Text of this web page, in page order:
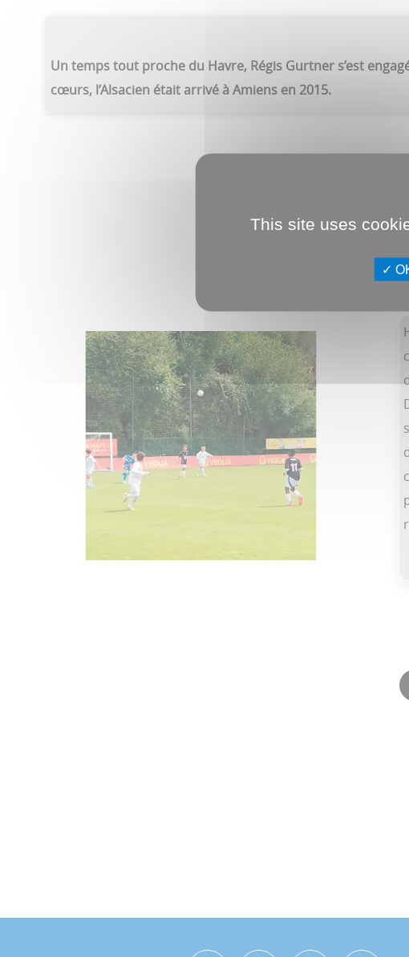
Un temps tout proche du Havre, Régis Gurtner s’est
cœurs, l’Alsacien était arrivé à Amiens en 2015.
AVANT LE 15
This site uses